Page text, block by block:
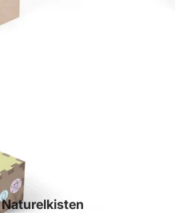
Naturelkisten